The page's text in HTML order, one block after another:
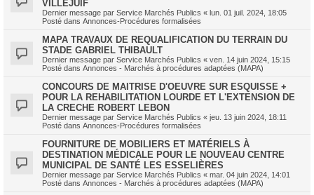
VILLEJUIF
Dernier message par Service Marchés Publics « lun. 01 juil. 2024, 18:05
Posté dans Annonces-Procédures formalisées
MAPA TRAVAUX DE REQUALIFICATION DU TERRAIN DU
STADE GABRIEL THIBAULT
Dernier message par Service Marchés Publics « ven. 14 juin 2024, 15:15
Posté dans Annonces - Marchés à procédures adaptées (MAPA)
CONCOURS DE MAITRISE D'OEUVRE SUR ESQUISSE +
POUR LA REHABILITATION LOURDE ET L'EXTENSION DE
LA CRECHE ROBERT LEBON
Dernier message par Service Marchés Publics « jeu. 13 juin 2024, 18:11
Posté dans Annonces-Procédures formalisées
FOURNITURE DE MOBILIERS ET MATÉRIELS À
DESTINATION MÉDICALE POUR LE NOUVEAU CENTRE
MUNICIPAL DE SANTÉ LES ESSELIÈRES
Dernier message par Service Marchés Publics « mar. 04 juin 2024, 14:01
Posté dans Annonces - Marchés à procédures adaptées (MAPA)